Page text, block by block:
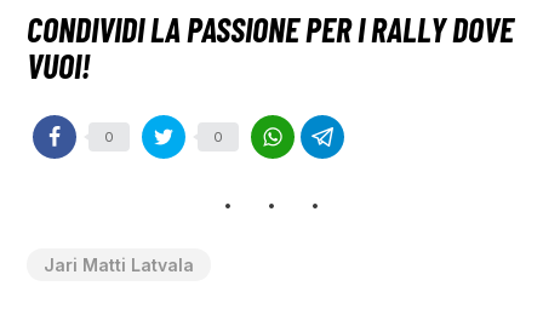
0 0
Jari Matti Latvala